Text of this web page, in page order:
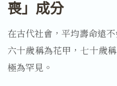
喪」成分
在古代社會，平均壽命遠不
六十歲稱為花甲，七十歲
極為罕見。